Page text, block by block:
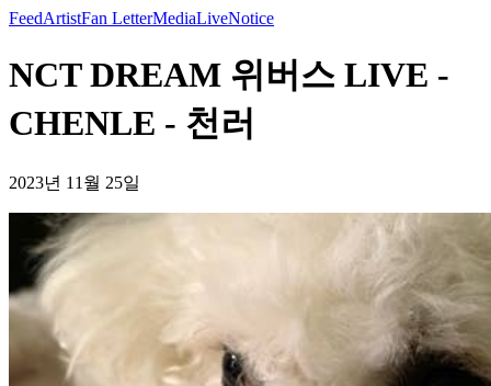
FeedArtistFan LetterMediaLiveNotice
NCT DREAM 위버스 LIVE -
CHENLE - 천러
2023년 11월 25일